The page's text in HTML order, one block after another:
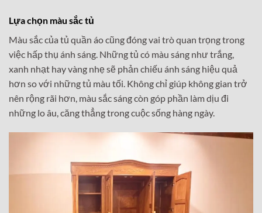
Lựa chọn màu sắc tủ
Màu sắc của tủ quần áo cũng đóng vai trò quan trọng trong
việc hấp thụ ánh sáng. Những tủ có màu sáng như trắng,
xanh nhạt hay vàng nhẹ sẽ phản chiếu ánh sáng hiệu quả
hơn so với những tủ màu tối. Không chỉ giúp không gian trở
nên rộng rãi hơn, màu sắc sáng còn góp phần làm dịu đi
những lo âu, căng thẳng trong cuộc sống hàng ngày.